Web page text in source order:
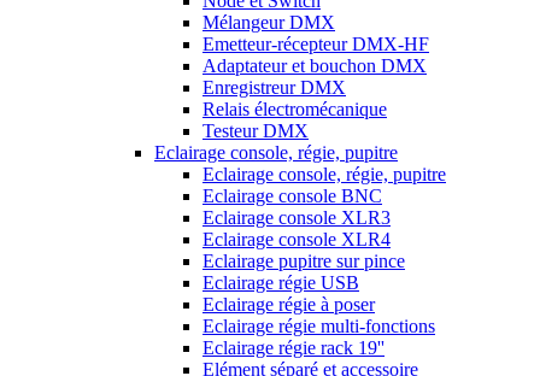
Mélangeur DMX
Emetteur-récepteur DMX-HF
Adaptateur et bouchon DMX
Enregistreur DMX
Relais électromécanique
Testeur DMX
Eclairage console, régie, pupitre
Eclairage console, régie, pupitre
Eclairage console BNC
Eclairage console XLR3
Eclairage console XLR4
Eclairage pupitre sur pince
Eclairage régie USB
Eclairage régie à poser
Eclairage régie multi-fonctions
Eclairage régie rack 19''
Elément séparé et accessoire